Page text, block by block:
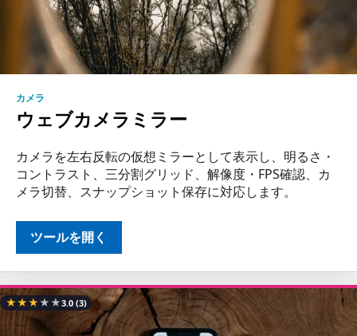
カメラ
ウェブカメラミラー
カメラを左右反転の仮想ミラーとして表示し、明るさ・
コントラスト、三分割グリッド、解像度・FPS確認、カ
メラ切替、スナップショット保存に対応します。
ツールを開く
★★★★★3.0(3)